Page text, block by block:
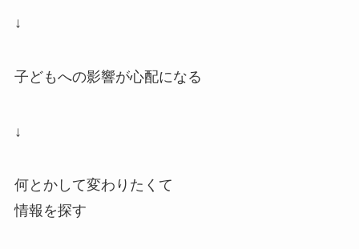
↓
子どもへの影響が心配になる
↓
何とかして変わりたくて
情報を探す